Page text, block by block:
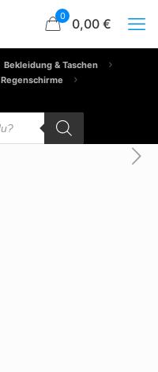
0 0,00 €
Bekleidung & Taschen
Regenschirme